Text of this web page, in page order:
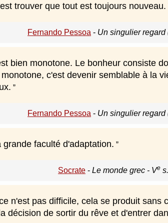
trouver que tout est toujours nouveau.
Fernando Pessoa - Un singulier regard
bien monotone. Le bonheur consiste
c'est devenir semblable à la
Fernando Pessoa - Un singulier regard
faculté d'adaptation.
Socrate - Le monde grec - Ve
n'est pas difficile, cela se produit sans
décision de sortir du rêve et d'entrer